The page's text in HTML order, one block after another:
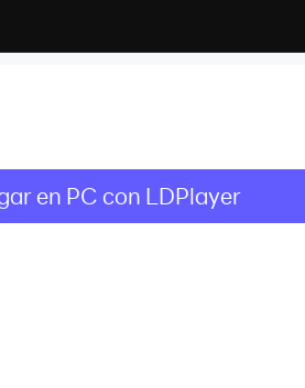
en PC con LDPlayer